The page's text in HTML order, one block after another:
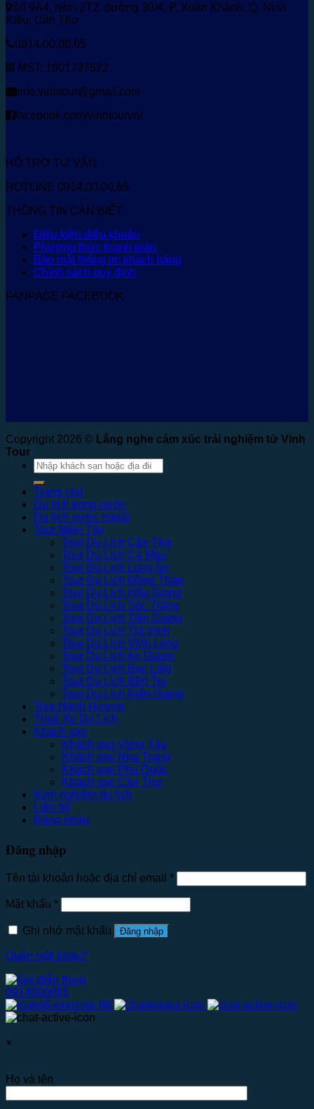
Số 9A4, hẻm 2T2, đường 30/4, P. Xuân Khánh, Q. Ninh
Kiều, Cần Thơ
0914.00.00.65
MST: 1801737622
info.vinhtour@gmail.com
facebook.com/vinhtourvn/
HỖ TRỢ TƯ VẤN
HOTLINE 0914.00.00.65
THÔNG TIN CẦN BIẾT
Điều kiện điều khoản
Phương thức thanh toán
Bảo mật thông tin khách hàng
Chính sách quy định
FANPAGE FACEBOOK
Copyright 2026 © Lắng nghe cảm xúc trải nghiệm từ Vinh
Tour
Tìm
kiếm:
Trang chủ
Du lịch trong nước
Du lịch nước ngoài
Tour Miền Tây
Tour Du Lịch Cần Thơ
Tour Du Lịch Cà Mau
Tour Du Lịch Long An
Tour Du Lịch Đồng Tháp
Tour Du Lịch Hậu Giang
Tour Du Lịch Sóc Trăng
Tour Du Lịch Tiền Giang
Tour Du Lịch Trà Vinh
Tour Du Lịch Vĩnh Long
Tour Du Lịch An Giang
Tour Du Lịch Bạc Liêu
Tour Du Lịch Bến Tre
Tour Du Lịch Kiên Giang
Tour Hành Hương
Thuê Xe Du Lịch
Khách sạn
Khách sạn Vũng Tàu
Khách sạn Nha Trang
Khách sạn Phú Quốc
Khách sạn Cần Thơ
Kinh nghiệm du lịch
Liên hệ
Đăng nhập
Đăng nhập
Tên tài khoản hoặc địa chỉ email *
Mật khẩu *
Ghi nhớ mật khẩu Đăng nhập
Quên mật khẩu?
0914000065
×
Họ và tên